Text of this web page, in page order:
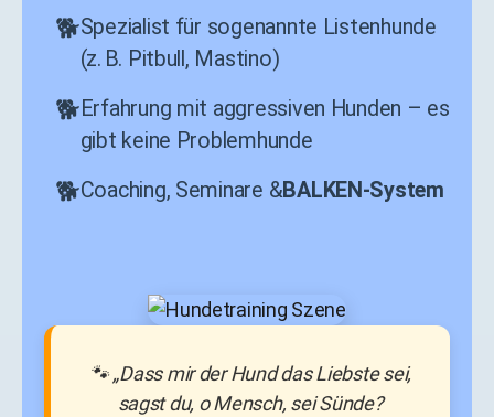
Spezialist für sogenannte Listenhunde
(z. B. Pitbull, Mastino)
Erfahrung mit aggressiven Hunden – es
gibt keine Problemhunde
Coaching, Seminare &BALKEN-System
🐾 „Dass mir der Hund das Liebste sei,
sagst du, o Mensch, sei Sünde?